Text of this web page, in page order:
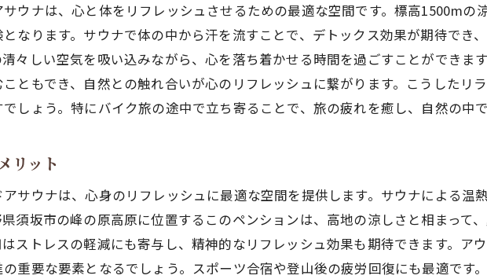
昆虫採集のポイント
子供のための自然体験プログラム
家族での思い出作り
ペンション周辺の遊び場
スポーツ合宿に最適な環境
テニスコートの設備紹介
フットサル大会への参加方法
ペンションでのアスリート向けプログラム
ウナは、心と体をリフレッシュさせるための最適な空間です。標高1500m
なります。サウナで体の中から汗を流すことで、デトックス効果が期待でき
々しい空気を吸い込みながら、心を落ち着かせる時間を過ごすことができま
ともでき、自然との触れ合いが心のリフレッシュに繋がります。こうしたリ
しょう。特にバイク旅の途中で立ち寄ることで、旅の疲れを癒し、自然の中
リット
サウナは、心身のリフレッシュに最適な空間を提供します。サウナによる温
須坂市の峰の原高原に位置するこのペンションは、高地の涼しさと相まって
ストレスの軽減にも寄与し、精神的なリフレッシュ効果も期待できます。ア
重要な要素となるでしょう。スポーツ合宿や登山後の疲労回復にも最適です